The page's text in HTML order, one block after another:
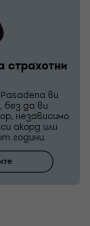
страхотни
ви
да ви
независимо
акорд или
години.